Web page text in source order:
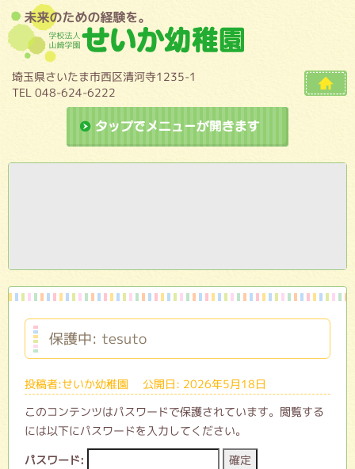
埼玉県さいたま市西区清河寺1235-1
TEL 048-624-6222
保護中: tesuto
投稿者:せいか幼稚園 公開日: 2026年5月18日
このコンテンツはパスワードで保護されています。閲覧する
には以下にパスワードを入力してください。
パスワード: